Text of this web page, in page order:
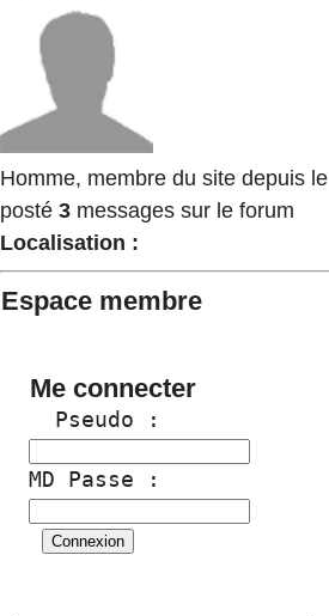
Homme, membre du site depuis le
posté 3 messages sur le forum
Localisation :
Espace membre
Me connecter
  Pseudo :
MD Passe :